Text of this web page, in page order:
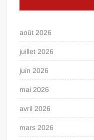
août 2026
juillet 2026
juin 2026
mai 2026
avril 2026
mars 2026